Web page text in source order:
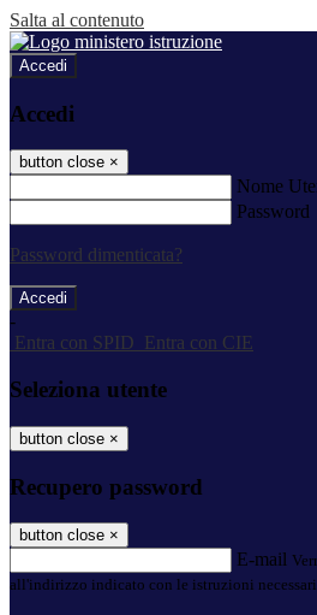
Salta al contenuto
Accedi
Accedi
button close ×
Nome
Password
Password dimenticata?
-
Entra con SPID
Entra con CIE
Seleziona utente
button close ×
Recupero password
button close ×
E-mail
all'indirizzo indicato con le istruzioni